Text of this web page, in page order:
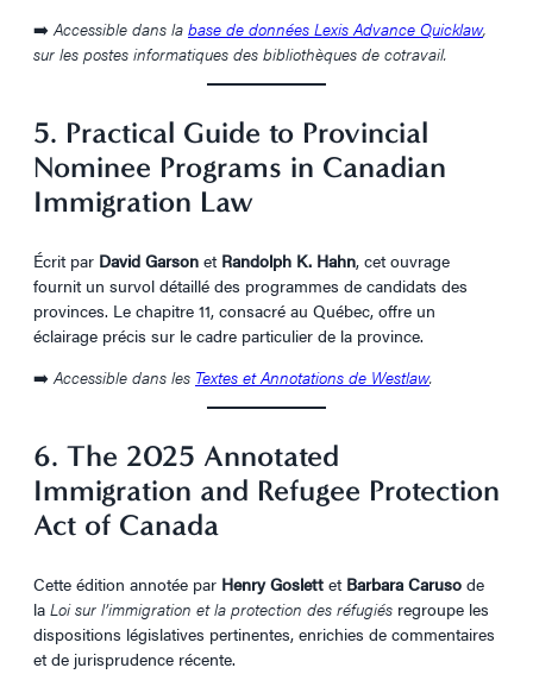
➡️ Accessible dans la base de données Lexis Advance Quicklaw,
sur les postes informatiques des bibliothèques de cotravail.
5. Practical Guide to Provincial
Nominee Programs in Canadian
Immigration Law
Écrit par David Garson et Randolph K. Hahn, cet ouvrage
fournit un survol détaillé des programmes de candidats des
provinces. Le chapitre 11, consacré au Québec, offre un
éclairage précis sur le cadre particulier de la province.
➡️Accessible dans les Textes et Annotations de Westlaw.
6. The 2025 Annotated
Immigration and Refugee Protection
Act of Canada
Cette édition annotée par Henry Goslett et Barbara Caruso de
la Loi sur l’immigration et la protection des réfugiés regroupe les
dispositions législatives pertinentes, enrichies de commentaires
et de jurisprudence récente.